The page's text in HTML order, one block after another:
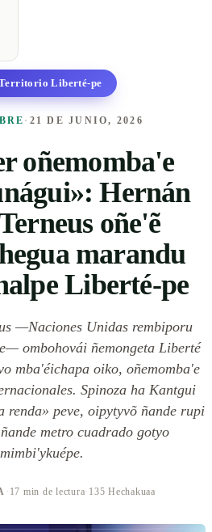
Liberté-pe
· 21 DE JUNIO, 2026
oñemomba'e
Hernán
oñe'ẽ
marandu
Liberté-pe
—Naciones Unidas rembiporu
ombohovái ñemongeta Liberté
mba'éichapa oiko, oñemomba'e
Spinoza ha Kantgui
renda» peve, oipytyvõ ñande rupi
metro cuadrado gotyo
· 17 min de lectura· 135 Hechakuaa